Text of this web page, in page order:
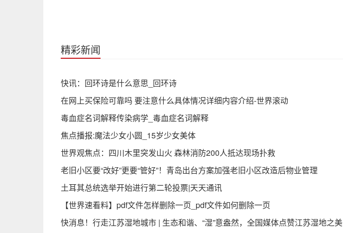
精彩新闻
快讯：回环诗是什么意思_回环诗
在网上买保险可靠吗 要注意什么具体情况详细内容介绍-世界滚动
毒血症名词解释传染病学_毒血症名词解释
焦点播报:魔法少女小圆_15岁少女美体
世界观焦点：四川木里突发山火 森林消防200人抵达现场扑救
老旧小区要“改好”更要“管好”！青岛出台方案加强老旧小区改造后物业管理
土耳其总统选举开始进行第二轮投票|天天通讯
【世界速看料】pdf文件怎样删除一页_pdf文件如何删除一页
快消息！行走江苏湿地城市 | 生态和谐、“湿”意盎然，全国媒体点赞江苏湿地之美